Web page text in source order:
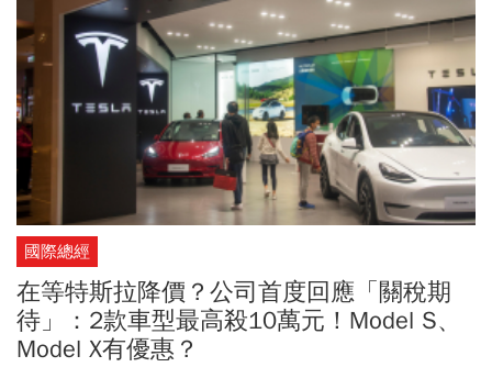
國際總經
在等特斯拉降價？公司首度回應「關稅期
待」：2款車型最高殺10萬元！Model S、
Model X有優惠？